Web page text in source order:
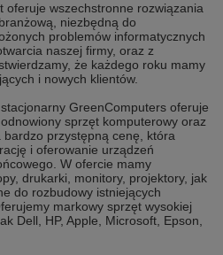
oferuje wszechstronne rozwiązania
niezbędną do
problemów informatycznych
naszej firmy, oraz z
że każdego roku mamy
i nowych klientów.
GreenComputers oferuje
sprzęt komputerowy oraz
przystępną cenę, która
i oferowanie urządzeń
W ofercie mamy
drukarki, monitory, projektory, jak
do rozbudowy istniejących
markowy sprzęt wysokiej
Dell, HP, Apple, Microsoft, Epson,